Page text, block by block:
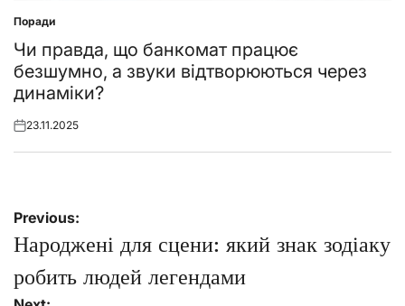
Posted
in
Поради
Чи правда, що банкомат працює
безшумно, а звуки відтворюються через
динаміки?
Posted
23.11.2025
Навігація
записів
Previous:
Народжені для сцени: який знак зодіаку
робить людей легендами